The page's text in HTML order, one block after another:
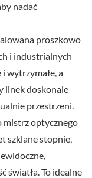
nadać
proszkowo
i industrialnych
wytrzymałe, a
linek doskonale
przestrzeni.
mistrz optycznego
szklane stopnie,
światła. To idealne